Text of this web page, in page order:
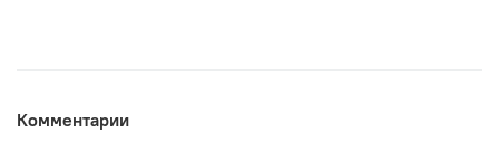
Комментарии